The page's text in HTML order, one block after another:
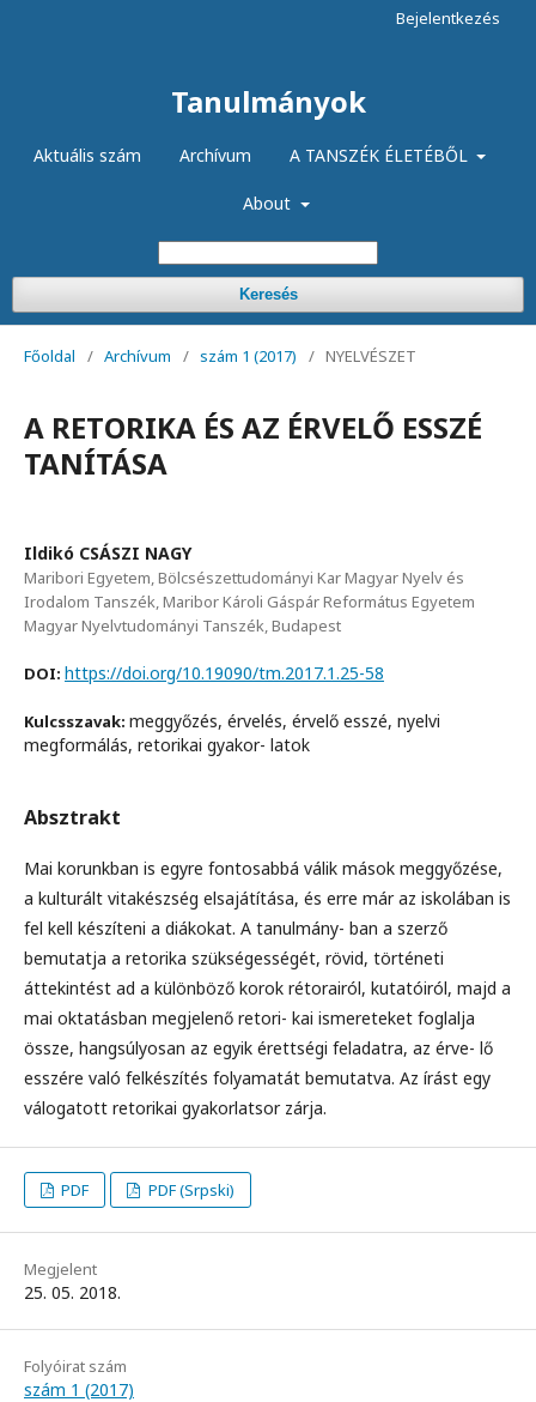
Tanulmányok
Aktuális szám Archívum A TANSZÉK ÉLETÉBŐL
About
Keresés
Bejelentkezés
Főoldal / Archívum / szám 1 (2017) / NYELVÉSZET
A RETORIKA ÉS AZ ÉRVELŐ ESSZÉ
TANÍTÁSA
Ildikó CSÁSZI NAGY
Maribori Egyetem, Bölcsészettudományi Kar Magyar Nyelv és
Irodalom Tanszék, Maribor Károli Gáspár Református Egyetem
Magyar Nyelvtudományi Tanszék, Budapest
DOI: https://doi.org/10.19090/tm.2017.1.25-58
Kulcsszavak: meggyőzés, érvelés, érvelő esszé, nyelvi
megformálás, retorikai gyakor- latok
Absztrakt
Mai korunkban is egyre fontosabbá válik mások meggyőzése,
a kulturált vitakészség elsajátítása, és erre már az iskolában is
fel kell készíteni a diákokat. A tanulmány- ban a szerző
bemutatja a retorika szükségességét, rövid, történeti
áttekintést ad a különböző korok rétorairól, kutatóiról, majd a
mai oktatásban megjelenő retori- kai ismereteket foglalja
össze, hangsúlyosan az egyik érettségi feladatra, az érve- lő
esszére való felkészítés folyamatát bemutatva. Az írást egy
válogatott retorikai gyakorlatsor zárja.
PDF PDF (Srpski)
Megjelent
25. 05. 2018.
Folyóirat szám
szám 1 (2017)